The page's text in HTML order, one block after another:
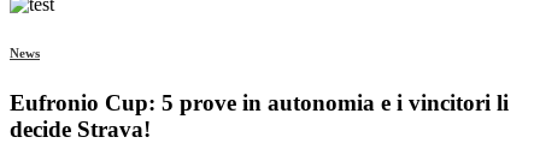
News
Eufronio Cup: 5 prove in autonomia e i vincitori li
decide Strava!